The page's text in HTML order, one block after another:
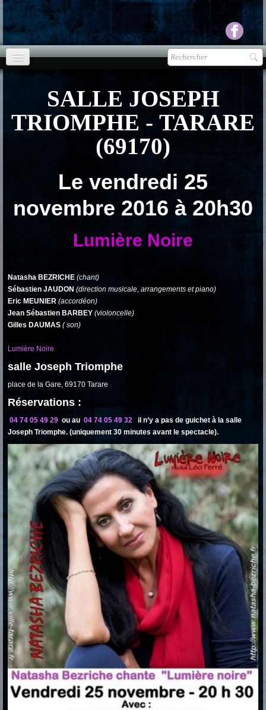
Presse▼
Photos▼
SALLE JOSEPH
TRIOMPHE - TARARE
(69170)
Le vendredi 25
novembre 2016 à 20h30
Lumière Noire
Natasha BEZRICHE (chant)
Sébastien JAUDON (direction musicale, arrangements et piano)
Eric MEUNIER (accordéon)
Jean Sébastien BARBEY (violoncelle)
Gilles DAUMAS ( son)
Lumière Noire
salle Joseph Triomphe
place de la Gare, 69170 Tarare
Réservations :
04 74 05 49 29 ou au 04 74 05 49 32
il n’y a pas de guichet à la salle
Joseph Triomphe. (uniquement 30 minutes avant le spectacle).